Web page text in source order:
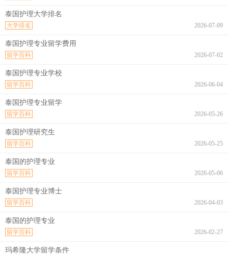
泰国护理大学排名
2026-07-09
大学排名
泰国护理专业留学费用
2026-07-02
留学百科
泰国护理专业学校
2026-06-04
留学百科
泰国护理专业留学
2026-05-26
留学百科
泰国护理研究生
2026-05-25
留学百科
泰国的护理专业
2026-05-06
留学百科
泰国护理专业博士
2026-04-03
留学百科
泰国的护理专业
2026-02-27
留学百科
玛希隆大学留学条件